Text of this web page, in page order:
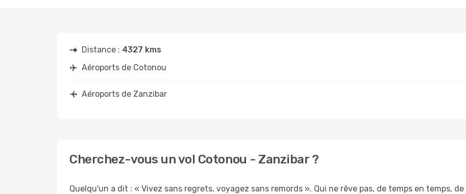
Distance : 4327 kms
Aéroports de Cotonou
Aéroports de Zanzibar
Cherchez-vous un vol Cotonou - Zanzibar ?
Quelqu'un a dit : « Vivez sans regrets, voyagez sans remords ». Qui ne rêve pas, de temps en temps,